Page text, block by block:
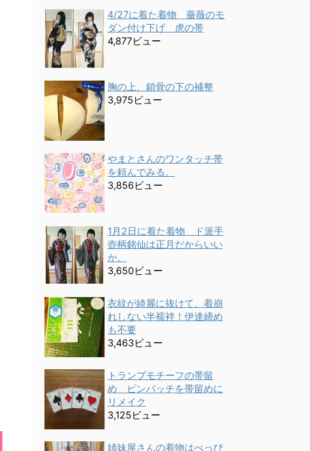
4/27に着た着物 薔薇のモ
ダン付け下げ 虎の帯
4,877ビュー
胸の上、鎖骨の下の補整
3,975ビュー
やまとさんのワンタッチ帯
を頼んでみる。
3,856ビュー
1月2日に着た着物 ド派手
壺柄銘仙は正月だからいい
か。
3,650ビュー
衣紋が綺麗に抜けて、着崩
れしない半襦袢！伊達締め
も不要
3,463ビュー
トランプモチーフの帯留
め ピンバッチを帯留めに
リメイク
3,125ビュー
姉妹屋さんの着物はべっぴ